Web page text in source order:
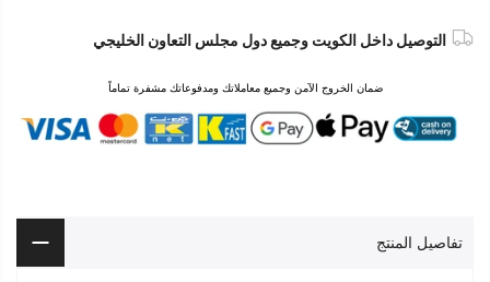
التوصيل داخل الكويت وجميع دول مجلس التعاون الخليجي
ضمان الخروج الآمن وجميع معاملاتك ومدفوعاتك مشفرة تماماً
تفاصيل المنتج